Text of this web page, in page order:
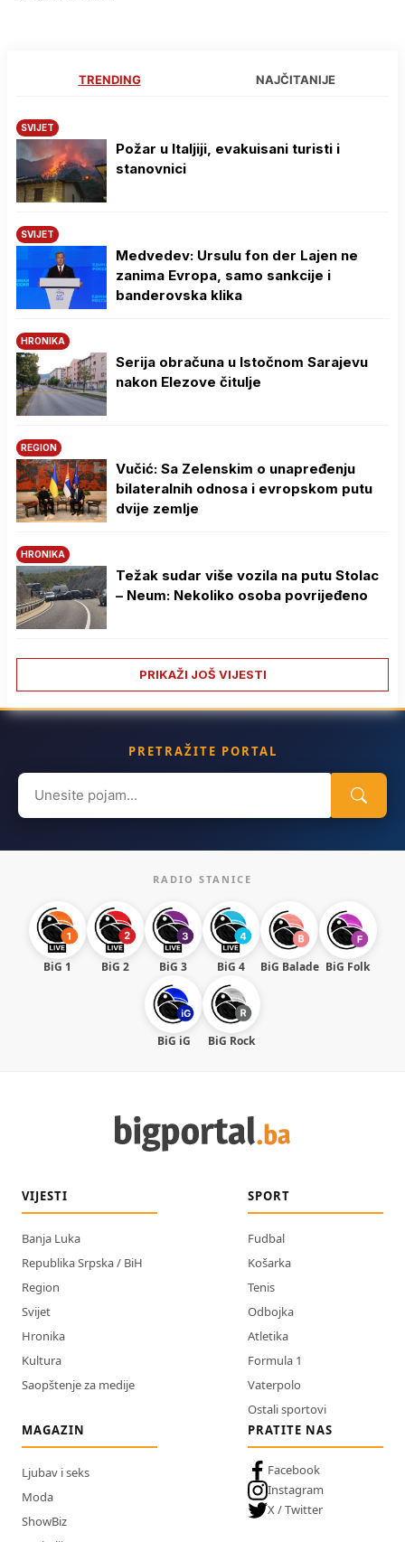
TRENDING NAJČITANIJE
SVIJET
Požar u Italjiji, evakuisani turisti i
stanovnici
SVIJET
Medvedev: Ursulu fon der Lajen ne
zanima Evropa, samo sankcije i
banderovska klika
HRONIKA
Serija obračuna u Istočnom Sarajevu
nakon Elezove čitulje
REGION
Vučić: Sa Zelenskim o unapređenju
bilateralnih odnosa i evropskom putu
dvije zemlje
HRONIKA
Težak sudar više vozila na putu Stolac
– Neum: Nekoliko osoba povrijeđeno
PRIKAŽI JOŠ VIJESTI
PRETRAŽITE PORTAL
Search
for:
RADIO STANICE
BiG 1 BiG 2 BiG 3 BiG 4 BiG Balade BiG Folk
BiG iG BiG Rock
VIJESTI
Banja Luka
Republika Srpska / BiH
Region
Svijet
Hronika
Kultura
Saopštenje za medije
SPORT
Fudbal
Košarka
Tenis
Odbojka
Atletika
Formula 1
Vaterpolo
Ostali sportovi
MAGAZIN
Ljubav i seks
Moda
ShowBiz
PRATITE NAS
Facebook
Instagram
X / Twitter